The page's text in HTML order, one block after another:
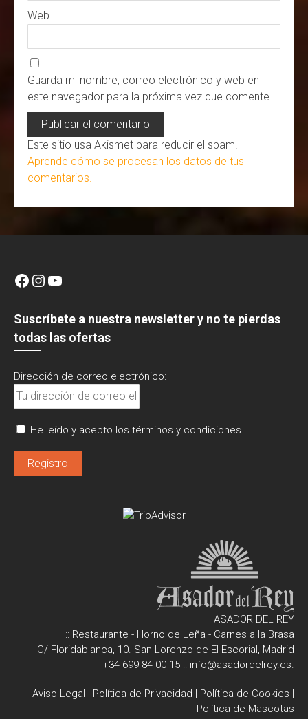
Web
Guarda mi nombre, correo electrónico y web en
este navegador para la próxima vez que comente.
Este sitio usa Akismet para reducir el spam.
Aprende cómo se procesan los datos de tus
comentarios.
Facebook
Instagram
YouTube
Suscríbete a nuestra newsletter y no te pierdas
todas las ofertas
Dirección de correo electrónico:
He leído y acepto los términos y condiciones
ASADOR DEL REY
:: Restaurante - Horno de Leña - Carnes a la Brasa
C/ Floridablanca, 10. San Lorenzo de El Escorial, Madrid
+34 699 84 00 15 :: info@asadordelrey.es.
Aviso Legal | Política de Privacidad | Política de Cookies |
Política de Mascotas